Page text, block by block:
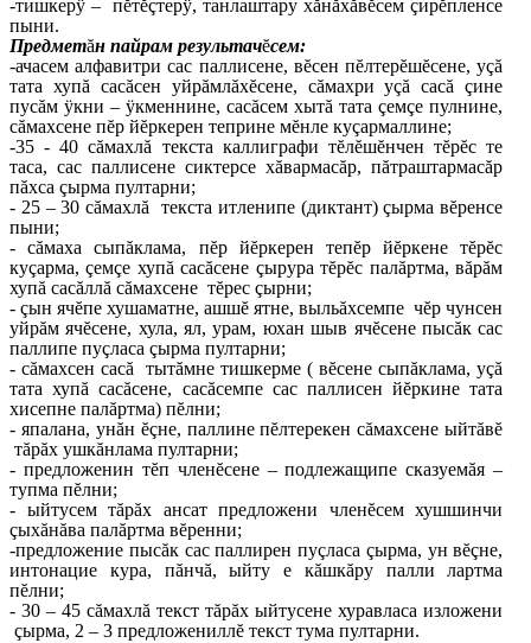
-тишкерÿ – пĕтĕçтерÿ, танлаштару хăнăхăвĕсем çирĕпленсе
пыни.
Предметăн пайрам результачĕсем:
-ачасем алфавитри сас паллисене, вĕсен пĕлтерĕшĕсене, уçă
тата хупă сасăсен уйрăмлăхĕсене, сăмахри уçă сасă çине
пусăм ÿкни – ÿкменнине, сасăсем хытă тата çемçе пулнине,
сăмахсене пĕр йĕркерен теприне мĕнле куçармаллине;
-35 - 40 сăмахлă текста каллиграфи тĕлĕшĕнчен тĕрĕс те
таса, сас паллисене сиктерсе хăвармасăр, пăтраштармасăр
пăхса çырма пултарни;
- 25 – 30 сăмахлă текста итленипе (диктант) çырма вĕренсе
пыни;
- сăмаха сыпăклама, пĕр йĕркерен тепĕр йĕркене тĕрĕс
куçарма, çемçе хупă сасăсене çырура тĕрĕс палăртма, вăрăм
хупă сасăллă сăмахсене тĕрес çырни;
- çын ячĕпе хушаматне, ашшĕ ятне, выльăхсемпе чĕр чунсен
уйрăм ячĕсене, хула, ял, урам, юхан шыв ячĕсене пысăк сас
паллипе пуçласа çырма пултарни;
- сăмахсен сасă тытăмне тишкерме ( вĕсене сыпăклама, уçă
тата хупă сасăсене, сасăсемпе сас паллисен йĕркине тата
хисепне палăртма) пĕлни;
- япалана, унăн ĕçне, паллине пĕлтерекен сăмахсене ыйтăвĕ
тăрăх ушкăнлама пултарни;
- предложенин тĕп членĕсене – подлежащипе сказуемăя –
тупма пĕлни;
- ыйтусем тăрăх ансат предложени членĕсем хушшинчи
çыхăнăва палăртма вĕренни;
-предложение пысăк сас паллирен пуçласа çырма, ун вĕçне,
интонацие кура, пăнчă, ыйту е кăшкăру палли лартма
пĕлни;
- 30 – 45 сăмахлă текст тăрăх ыйтусене хуравласа изложени
çырма, 2 – 3 предложениллĕ текст тума пултарни.